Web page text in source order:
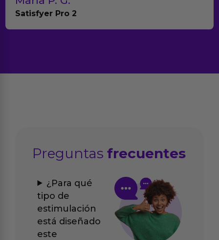
Satisfyer Pro 2
Preguntasfrecuentes
¿Para qué
tipo de
estimulación
está diseñado
este